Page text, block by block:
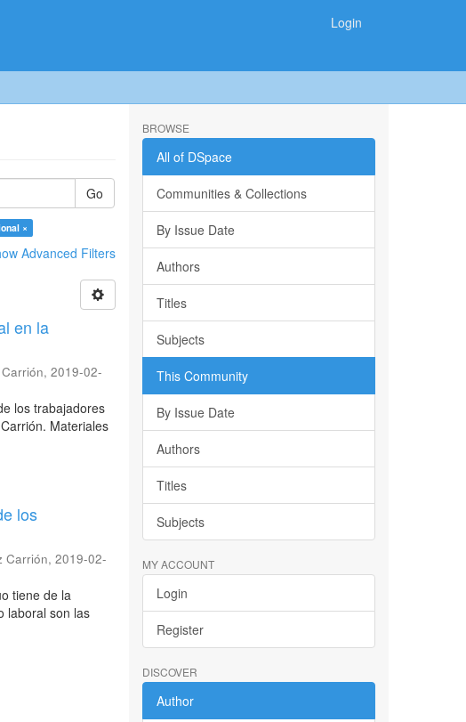
Login
Go
×
Advanced Filters
en la
,2019-02-
los trabajadores
Materiales
los
Carrión,2019-02-
tiene de la
laboral son las
BROWSE
All of DSpace
Communities & Collections
By Issue Date
Authors
Titles
Subjects
This Community
By Issue Date
Authors
Titles
Subjects
MY ACCOUNT
Login
Register
DISCOVER
Author